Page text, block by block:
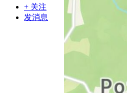
+ 关注
发消息